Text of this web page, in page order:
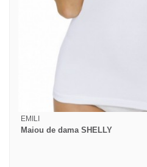
EMILI
Maiou de dama SHELLY